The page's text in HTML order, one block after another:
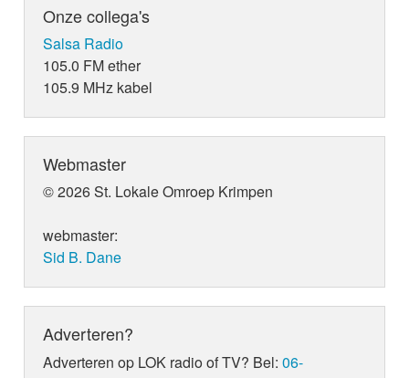
Onze collega's
Salsa Radio
105.0 FM ether
105.9 MHz kabel
Webmaster
© 2026 St. Lokale Omroep Krimpen
webmaster:
Sid B. Dane
Adverteren?
Adverteren op LOK radio of TV? Bel:06-